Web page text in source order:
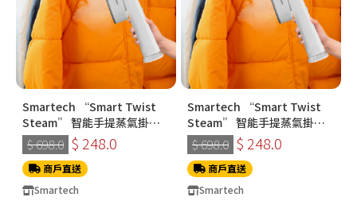
Smartech “Smart Twist
Steam” 智能手提蒸氣掛燙
機 (SS-8108)
$ 698.0 $ 248.0
商戶直送
Smartech
Smartech “Smart Twist
Steam” 智能手提蒸氣掛燙
機 (SS-8108)
$ 698.0 $ 248.0
商戶直送
Smartech